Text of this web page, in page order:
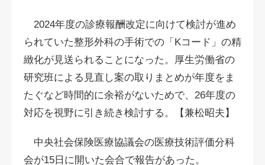
2024年度の診療報酬改定に向けて検討が進め
られていた整形外科の手術での「Kコード」の精
緻化が見送られることになった。厚生労働省の
研究班による見直し案の取りまとめが年度をま
たぐなど時間的に余裕がないためで、26年度の
対応を視野に引き続き検討する。【兼松昭夫】
中央社会保険医療協議会の医療技術評価分科
会が15日に開いた会合で報告があった。